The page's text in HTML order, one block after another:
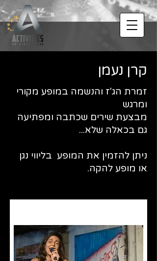
קרן נעמן
זמרת הג'ז והנשמה במופע מקורי
ומרגש
מבצעת שירים שכתבה ומפתיעה
גם בכאלה שלא...
ניתן להזמין את המופע בליווי נגן
או מופע להקה.